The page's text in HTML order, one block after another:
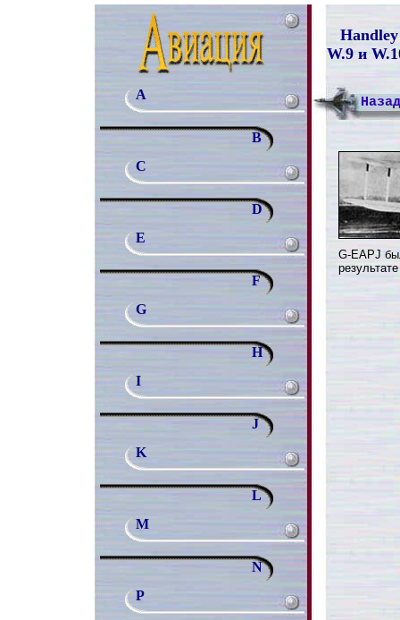
W.9 и
A
B
C
D
E
F
G
H
I
J
K
L
M
N
P
Назад
G-EAPJ